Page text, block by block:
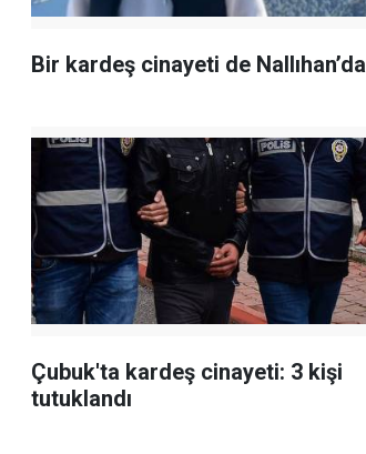
Bir kardeş cinayeti de Nallıhan’da
Çubuk'ta kardeş cinayeti: 3 kişi
tutuklandı